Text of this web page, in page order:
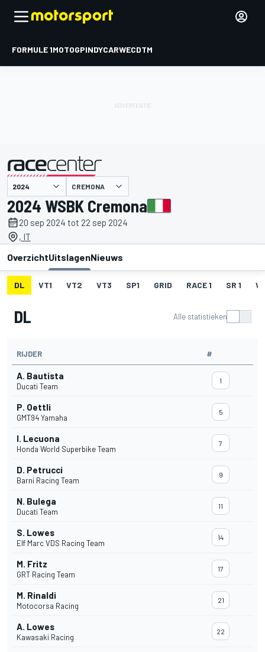
FORMULE 1MOTOGPINDYCARWECDTM
gepresenteerd door CREMONA
2024 WSBK Cremona
20 sep 2024 tot 22 sep 2024
, IT
OverzichtUitslagenNieuws
DL VT1 VT2 VT3 SP1 GRID RACE 1 SR 1 W
DL Alle statistieken
RIJDER #
A. Bautista
Ducati Team
1
P. Oettli
GMT94 Yamaha
5
I. Lecuona
Honda World Superbike Team
7
D. Petrucci
Barni Racing Team
9
N. Bulega
Ducati Team
11
S. Lowes
Elf Marc VDS Racing Team
14
M. Fritz
GRT Racing Team
17
M. Rinaldi
Motocorsa Racing
21
A. Lowes
Kawasaki Racing
22